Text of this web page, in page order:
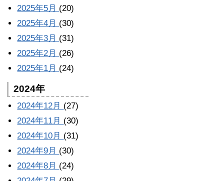
2025年5月 (20)
2025年4月 (30)
2025年3月 (31)
2025年2月 (26)
2025年1月 (24)
2024年
2024年12月 (27)
2024年11月 (30)
2024年10月 (31)
2024年9月 (30)
2024年8月 (24)